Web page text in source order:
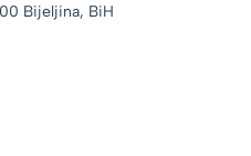
Bijeljina, BiH